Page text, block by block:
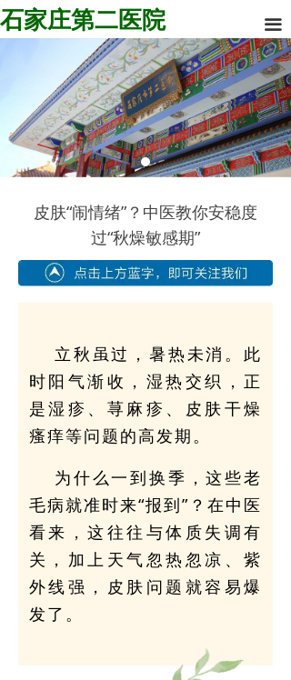
끀
石家庄第二医院
皮肤“闹情绪”？中医教你安稳度
过“秋燥敏感期”
立秋虽过，暑热未消。此
时阳气渐收，湿热交织，正
是湿疹、荨麻疹、皮肤干燥
瘙痒等问题的高发期。
为什么一到换季，这些老
毛病就准时来“报到”？在中医
看来，这往往与体质失调有
关，加上天气忽热忽凉、紫
外线强，皮肤问题就容易爆
发了。